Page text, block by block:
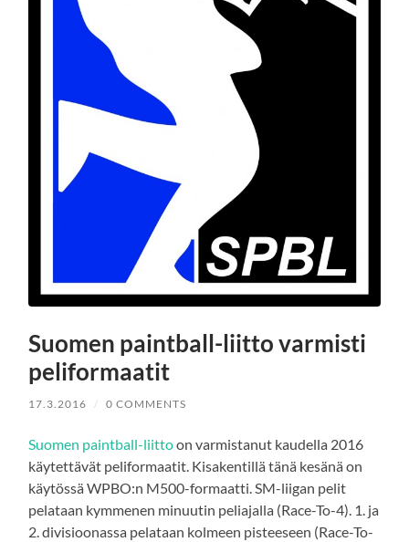
Suomen paintball-liitto varmisti
peliformaatit
17.3.2016 / 0 COMMENTS
Suomen paintball-liittoon varmistanut kaudella 2016
käytettävät peliformaatit. Kisakentillä tänä kesänä on
käytössä WPBO:n M500-formaatti. SM-liigan pelit
pelataan kymmenen minuutin peliajalla (Race-To-4). 1. ja
2. divisioonassa pelataan kolmeen pisteeseen (Race-To-